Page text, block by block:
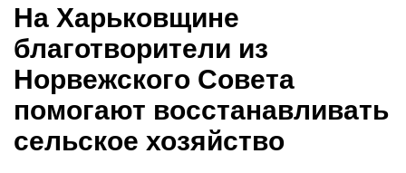
На Харьковщине
благотворители из
Норвежского Совета
помогают восстанавливать
сельское хозяйство